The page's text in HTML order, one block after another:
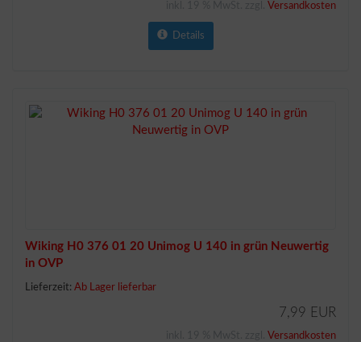
Versandkosten
Details
Wiking H0 376 01 20 Unimog U 140 in grün Neuwertig
in OVP
Lieferzeit: Ab Lager lieferbar
7,99 EUR
Versandkosten